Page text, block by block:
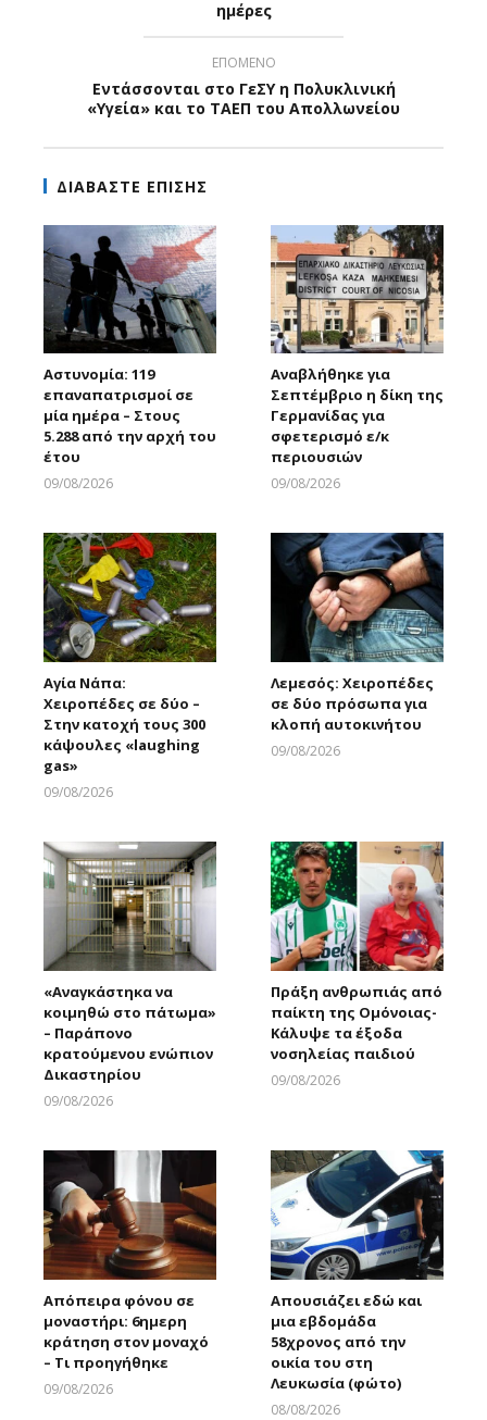
ημέρες
ΕΠΟΜΕΝΟ
Εντάσσονται στο ΓεΣΥ η Πολυκλινική
«Υγεία» και το ΤΑΕΠ του Απολλωνείου
ΔΙΑΒΑΣΤΕ ΕΠΙΣΗΣ
Αστυνομία: 119
επαναπατρισμοί σε
μία ημέρα – Στους
5.288 από την αρχή του
έτου
09/08/2026
Αναβλήθηκε για
Σεπτέμβριο η δίκη της
Γερμανίδας για
σφετερισμό ε/κ
περιουσιών
09/08/2026
Αγία Νάπα:
Χειροπέδες σε δύο –
Στην κατοχή τους 300
κάψουλες «laughing
gas»
09/08/2026
Λεμεσός: Χειροπέδες
σε δύο πρόσωπα για
κλοπή αυτοκινήτου
09/08/2026
«Αναγκάστηκα να
κοιμηθώ στο πάτωμα»
– Παράπονο
κρατούμενου ενώπιον
Δικαστηρίου
09/08/2026
Πράξη ανθρωπιάς από
παίκτη της Ομόνοιας-
Κάλυψε τα έξοδα
νοσηλείας παιδιού
09/08/2026
Απόπειρα φόνου σε
μοναστήρι: 6ημερη
κράτηση στον μοναχό
– Τι προηγήθηκε
09/08/2026
Απουσιάζει εδώ και
μια εβδομάδα
58χρονος από την
οικία του στη
Λευκωσία (φώτο)
08/08/2026